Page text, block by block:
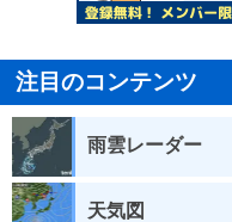
注目のコンテンツ
雨雲レーダー
天気図